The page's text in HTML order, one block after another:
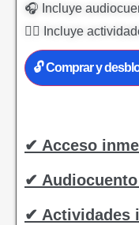
🎧 Incluye
✍🏻 Incluye
🔓 Comprar y
✔ Acceso
✔
✔ Actividades